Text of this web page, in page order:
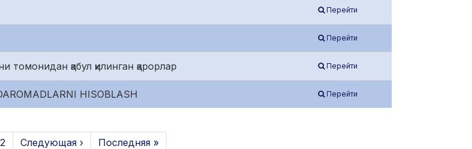
Перейти
Перейти
томонидан қабул қилинган қарорлар Перейти
HISOBLASH Перейти
2 Следующая › Последняя »